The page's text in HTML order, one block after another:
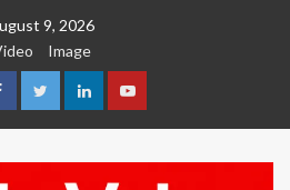
9, 2026
Image
TwitterLinkedinYoutube